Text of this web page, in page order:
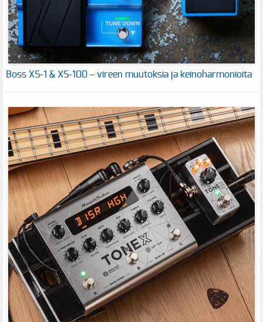
Boss XS-1 & XS-100 – vireen muutoksia ja keinoharmonioita